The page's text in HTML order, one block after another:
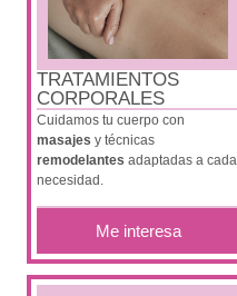
TRATAMIENTOS
CORPORALES
Cuidamos tu cuerpo con
masajes y técnicas
remodelantes adaptadas a cada
necesidad.
Me interesa